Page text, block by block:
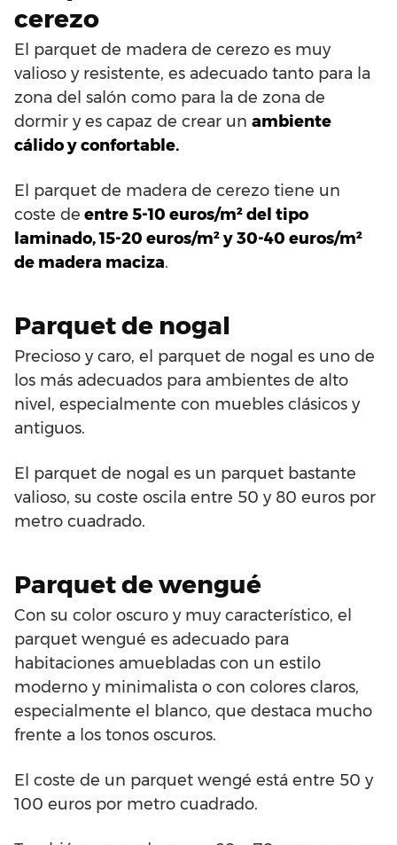
cerezo
El parquet de madera de cerezo es muy
valioso y resistente, es adecuado tanto para la
zona del salón como para la de zona de
dormir y es capaz de crear un ambiente
cálido y confortable.
El parquet de madera de cerezo tiene un
coste de entre 5-10 euros/m² del tipo
laminado, 15-20 euros/m² y 30-40 euros/m²
de madera maciza.
Parquet de nogal
Precioso y caro, el parquet de nogal es uno de
los más adecuados para ambientes de alto
nivel, especialmente con muebles clásicos y
antiguos.
El parquet de nogal es un parquet bastante
valioso, su coste oscila entre 50 y 80 euros por
metro cuadrado.
Parquet de wengué
Con su color oscuro y muy característico, el
parquet wengué es adecuado para
habitaciones amuebladas con un estilo
moderno y minimalista o con colores claros,
especialmente el blanco, que destaca mucho
frente a los tonos oscuros.
El coste de un parquet wengé está entre 50 y
100 euros por metro cuadrado.